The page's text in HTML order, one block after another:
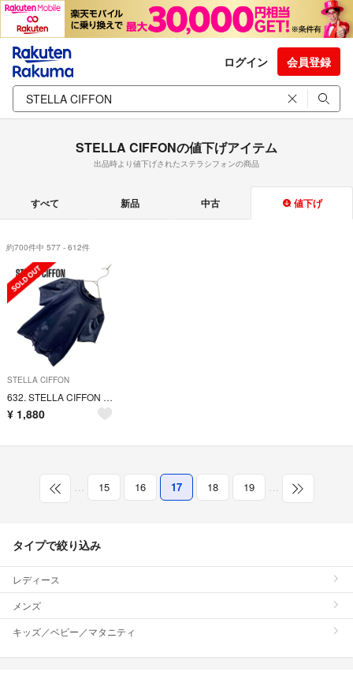
ログイン 会員登録
STELLA CIFFONの値下げアイテム
出品時より値下げされたステラシフォンの商品
すべて 新品 中古 値下げ
約700件中 577 - 612件
STELLA CIFFON
632. STELLA CIFFON デザイン カットソー
¥ 1,880
… 15 16 17 18 19 …
タイプで絞り込み
レディース
メンズ
キッズ／ベビー／マタニティ